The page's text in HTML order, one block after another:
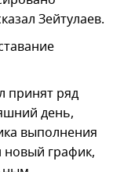
Зейтулаев.
принят ряд
день,
выполнения
новый график,